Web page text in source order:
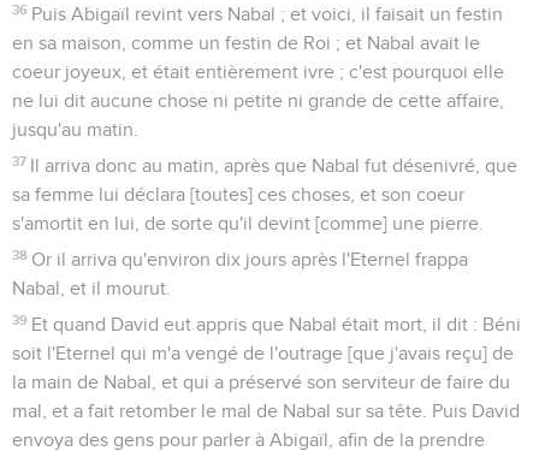
36 Puis Abigaïl revint vers Nabal ; et voici, il faisait un festin
en sa maison, comme un festin de Roi ; et Nabal avait le
coeur joyeux, et était entièrement ivre ; c'est pourquoi elle
ne lui dit aucune chose ni petite ni grande de cette affaire,
jusqu'au matin.
37 Il arriva donc au matin, après que Nabal fut désenivré, que
sa femme lui déclara [toutes] ces choses, et son coeur
s'amortit en lui, de sorte qu'il devint [comme] une pierre.
38 Or il arriva qu'environ dix jours après l'Eternel frappa
Nabal, et il mourut.
39 Et quand David eut appris que Nabal était mort, il dit : Béni
soit l'Eternel qui m'a vengé de l'outrage [que j'avais reçu] de
la main de Nabal, et qui a préservé son serviteur de faire du
mal, et a fait retomber le mal de Nabal sur sa tête. Puis David
envoya des gens pour parler à Abigaïl, afin de la prendre